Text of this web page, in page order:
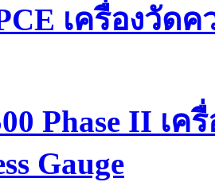
เครื่องวัด
Phase II เ
Gauge